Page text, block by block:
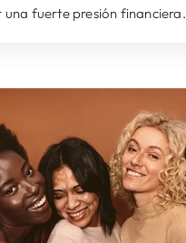
fuerte presión financiera.